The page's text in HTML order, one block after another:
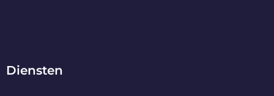
Diensten